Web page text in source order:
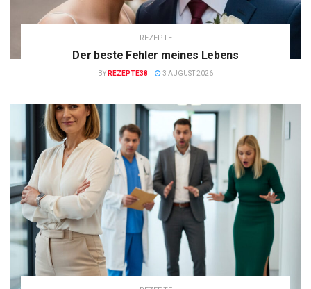
REZEPTE
Der beste Fehler meines Lebens
BY REZEPTE38 3 AUGUST 2026